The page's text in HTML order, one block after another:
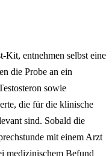
Kit, entnehmen selbst eine
die Probe an ein
sowie
die für die klinische
sind. Sobald die
mit einem Arzt
medizinischem Befund